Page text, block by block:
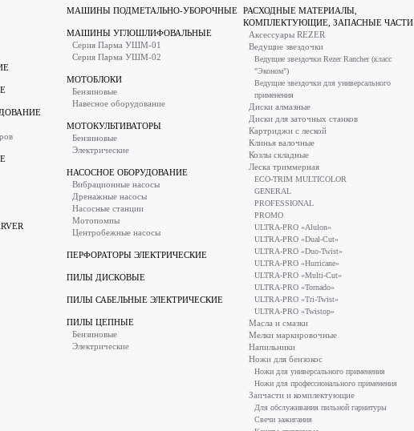
МАШИНЫ ПОДМЕТАЛЬНО-УБОРОЧНЫЕ
МАШИНЫ УГЛОШЛИФОВАЛЬНЫЕ
Серия Парма УШМ-01
Серия Парма УШМ-02
МОТОБЛОКИ
Бензиновые
Навесное оборудование
МОТОКУЛЬТИВАТОРЫ
Бензиновые
Электрические
НАСОСНОЕ ОБОРУДОВАНИЕ
Вибрационные насосы
Дренажные насосы
Насосные станции
Мотопомпы
Центробежные насосы
ПЕРФОРАТОРЫ ЭЛЕКТРИЧЕСКИЕ
ПИЛЫ ДИСКОВЫЕ
ПИЛЫ САБЕЛЬНЫЕ ЭЛЕКТРИЧЕСКИЕ
ПИЛЫ ЦЕПНЫЕ
Бензиновые
Электрические
РАСХОДНЫЕ МАТЕРИАЛЫ,
КОМПЛЕКТУЮЩИЕ, ЗАПАСНЫЕ ЧАСТИ
Аксессуары REZER
Ведущие звездочки
Ведущие звездочки Rezer Rancher (класс
"Эконом")
Ведущие звездочки для универсального
применения
Диски алмазные
Диски для заточных станков
Картриджи с леской
Клинья валочные
Козлы складные
Леска триммерная
ECO-TRIM MULTICOLOR
GENERAL
PROFESSIONAL
PROMO
ULTRA-PRO «Alulon»
ULTRA-PRO «Dual-Cut»
ULTRA-PRO «Duo-Twist»
ULTRA-PRO «Hurricane»
ULTRA-PRO «Multi-Cut»
ULTRA-PRO «Tornado»
ULTRA-PRO «Tri-Twist»
ULTRA-PRO «Twistop»
Масла и смазки
Мелки маркировочные
Напильники
Ножи для бензокос
Ножи для универсального применения
Ножи для профессионального применения
Запчасти и комплектующие
Для обслуживания пильной гарнитуры
Свечи зажигания